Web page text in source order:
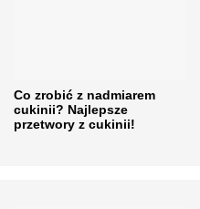
Co zrobić z nadmiarem
cukinii? Najlepsze
przetwory z cukinii!